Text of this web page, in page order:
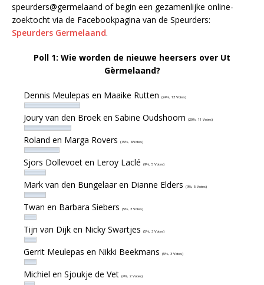
speurders@germelaand of begin een gezamenlijke online-
zoektocht via de Facebookpagina van de Speurders:
Speurders Germelaand.
Poll 1: Wie worden de nieuwe heersers over Ut
Gèrmelaand?
Dennis Meulepas en Maaike Rutten (24%, 13 Votes)
Joury van den Broek en Sabine Oudshoorn (20%, 11 Votes)
Roland en Marga Rovers (15%, 8 Votes)
Sjors Dollevoet en Leroy Laclé (9%, 5 Votes)
Mark van den Bungelaar en Dianne Elders (9%, 5 Votes)
Twan en Barbara Siebers (5%, 3 Votes)
Tijn van Dijk en Nicky Swartjes (5%, 3 Votes)
Gerrit Meulepas en Nikki Beekmans (5%, 3 Votes)
Michiel en Sjoukje de Vet (4%, 2 Votes)